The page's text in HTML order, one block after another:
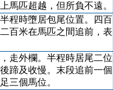
馬匹超越，但所負不遠。
程時墮居包尾位置。四百
百米在馬匹之間追前，表
走外欄。半程時居尾二位
蹄及收慢。末段追前一個
三個馬位。